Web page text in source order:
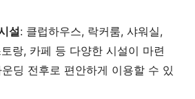
설: 클럽하우스, 락커룸, 샤워실,
랑, 카페 등 다양한 시설이 마련
딩 전후로 편안하게 이용할 수 있